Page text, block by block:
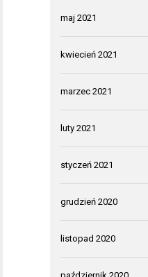
maj 2021
kwiecień 2021
marzec 2021
luty 2021
styczeń 2021
grudzień 2020
listopad 2020
październik 2020